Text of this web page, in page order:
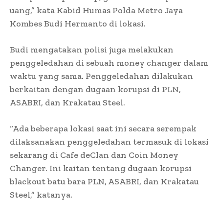
uang,” kata Kabid Humas Polda Metro Jaya
Kombes Budi Hermanto di lokasi.
Budi mengatakan polisi juga melakukan
penggeledahan di sebuah money changer dalam
waktu yang sama. Penggeledahan dilakukan
berkaitan dengan dugaan korupsi di PLN,
ASABRI, dan Krakatau Steel.
“Ada beberapa lokasi saat ini secara serempak
dilaksanakan penggeledahan termasuk di lokasi
sekarang di Cafe deClan dan Coin Money
Changer. Ini kaitan tentang dugaan korupsi
blackout batu bara PLN, ASABRI, dan Krakatau
Steel,” katanya.